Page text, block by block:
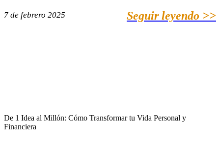
7 de febrero 2025 Seguir leyendo >>
De 1 Idea al Millón: Cómo Transformar tu Vida Personal y
Financiera